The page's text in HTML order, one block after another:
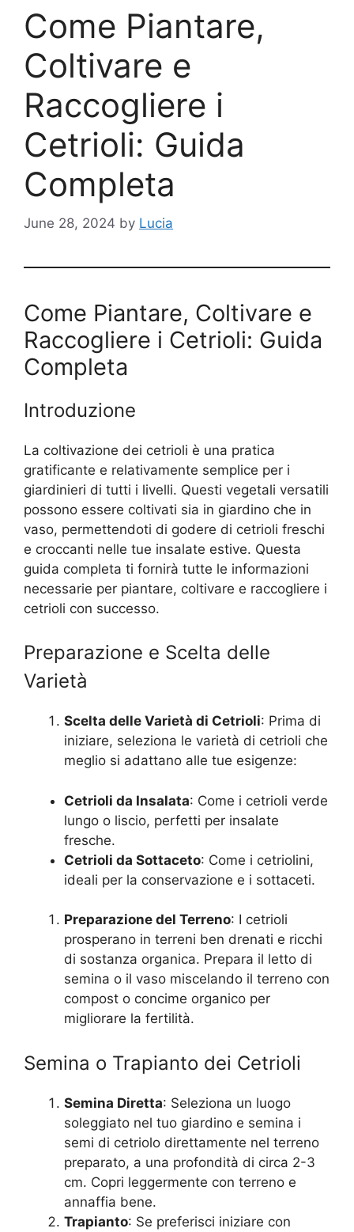
Come Piantare,
Coltivare e
Raccogliere i
Cetrioli: Guida
Completa
June 28, 2024 by Lucia
Come Piantare, Coltivare e
Raccogliere i Cetrioli: Guida
Completa
Introduzione
La coltivazione dei cetrioli è una pratica
gratificante e relativamente semplice per i
giardinieri di tutti i livelli. Questi vegetali versatili
possono essere coltivati sia in giardino che in
vaso, permettendoti di godere di cetrioli freschi
e croccanti nelle tue insalate estive. Questa
guida completa ti fornirà tutte le informazioni
necessarie per piantare, coltivare e raccogliere i
cetrioli con successo.
Preparazione e Scelta delle
Varietà
Scelta delle Varietà di Cetrioli: Prima di
iniziare, seleziona le varietà di cetrioli che
meglio si adattano alle tue esigenze:
Cetrioli da Insalata: Come i cetrioli verde
lungo o liscio, perfetti per insalate
fresche.
Cetrioli da Sottaceto: Come i cetriolini,
ideali per la conservazione e i sottaceti.
Preparazione del Terreno: I cetrioli
prosperano in terreni ben drenati e ricchi
di sostanza organica. Prepara il letto di
semina o il vaso miscelando il terreno con
compost o concime organico per
migliorare la fertilità.
Semina o Trapianto dei Cetrioli
Semina Diretta: Seleziona un luogo
soleggiato nel tuo giardino e semina i
semi di cetriolo direttamente nel terreno
preparato, a una profondità di circa 2-3
cm. Copri leggermente con terreno e
annaffia bene.
Trapianto: Se preferisci iniziare con